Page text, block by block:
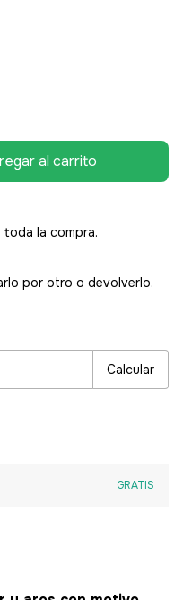
la compra.
por otro o devolverlo.
Calcular
GRATIS